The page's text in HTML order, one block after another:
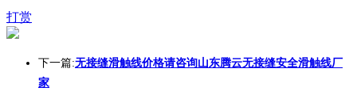
打赏
下一篇:无接缝滑触线价格请咨询山东腾云无接缝安全滑触线厂
家